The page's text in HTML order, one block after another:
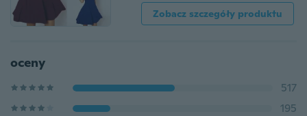
Zobacz szczegóły produktu
oceny
517
195